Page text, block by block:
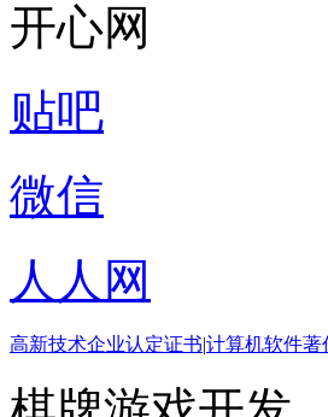
开心网
贴吧
微信
人人网
高新技术企业认定证书 计算机软件著